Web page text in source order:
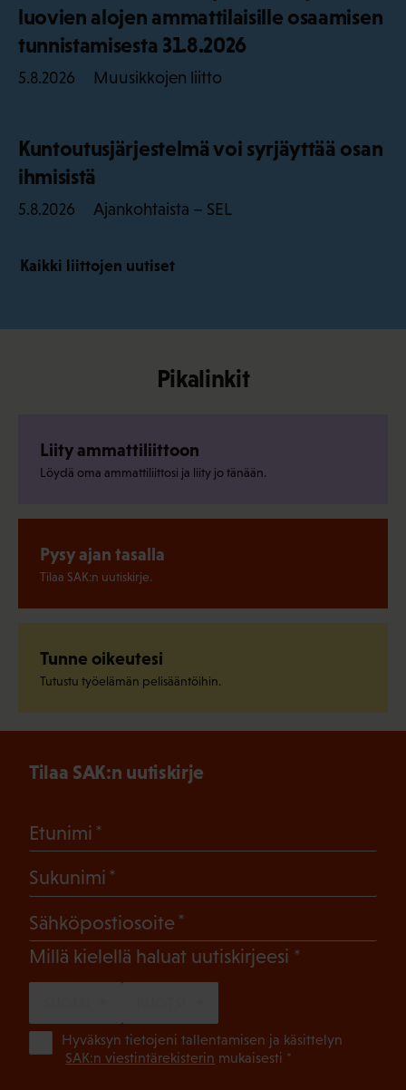
luovien alojen ammattilaisille osaamisen
tunnistamisesta 31.8.2026
5.8.2026 Muusikkojen liitto
Kuntoutusjärjestelmä voi syrjäyttää osan
ihmisistä
5.8.2026 Ajankohtaista – SEL
Kaikki liittojen uutiset
Pikalinkit
Liity ammattiliittoon
Löydä oma ammattiliittosi ja liity jo tänään.
Pysy ajan tasalla
Tilaa SAK:n uutiskirje.
Tunne oikeutesi
Tutustu työelämän pelisääntöihin.
Tilaa SAK:n uutiskirje
Etunimi
Sukunimi
Sähköpostiosoite
Millä kielellä haluat uutiskirjeesi (Pakollinen)
Hyväksyn tietojeni tallentamisen ja käsittelyn
SAK:n viestintärekisterin mukaisesti *